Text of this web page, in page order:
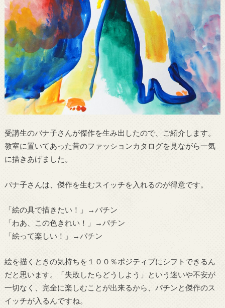
受講生のバナ子さんが傑作を生み出したので、ご紹介します。
教室に置いてあった昔のファッションカタログを見ながら一気
に描きあげました。
バナ子さんは、傑作を生むスイッチを入れるのが得意です。
「絵の具で描きたい！」→パチン
「わあ、この色きれい！」→パチン
「絵って楽しい！」→パチン
絵を描くときの気持ちを１００％ポジティブにシフトできるん
だと思います。「失敗したらどうしよう」という迷いや不安が
一切なく、完全に楽しむことが出来るから、パチンと傑作のス
イッチが入るんですね。